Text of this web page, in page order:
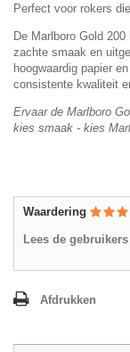
Perfect voor rokers
De Marlboro Gold
zachte smaak en
hoogwaardig papier
consistente kwaliteit
Ervaar de Marlboro
kies smaak - kies
Waardering
Lees de
Afdrukken